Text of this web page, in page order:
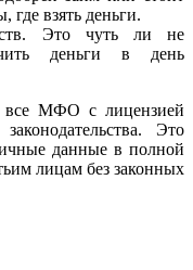
где взять деньги.
Это чуть ли не
деньги в день
все МФО с лицензией
Это
данные в полной
лицам без законных